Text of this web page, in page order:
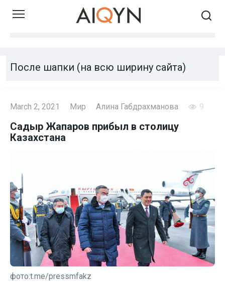
Skip
После шапки (на всю ширину сайта)
March 2, 2021 Мир Алина Габдрахманова 9
Садыр Жапаров прибыл в столицу
Казахстана
фото:t.me/pressmfakz